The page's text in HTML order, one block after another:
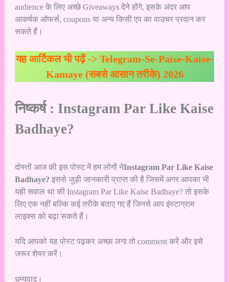
audience के लिए अच्छे Giveaways देने होंगे, इसके अंदर आप
आकर्षक ऑफर्स, coupons या अन्य किसी एप का वाउचर प्रदान कर
सकते हैं।
यह आर्टिकल भी पढ़ें -> Telegram-Se-Paise-Kaise-
Kamaye (सबसे आसान तरीके) 2026
निष्कर्ष : Instagram Par Like Kaise
Badhaye?
दोस्तों आज की इस पोस्ट में हम लोगों नेInstagram Par Like Kaise
Badhaye? इससे जुड़ी जानकारी प्राप्त की है जिसमें अगर आपका भी
यही सवाल था की Instagram Par Like Kaise Badhaye? तो इसके
लिए एक नहीं बल्कि कई तरीके बताए गए हैं जिनसे आप इंस्टाग्राम
लाइक्स को बढ़ा सकते हैं।
यदि आपको यह पोस्ट पढ़कर अच्छा लगा तो comment करें और इसे
जरूर शेयर करें।
धन्यवाद।